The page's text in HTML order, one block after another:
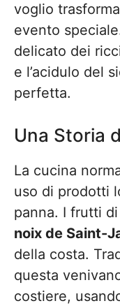
voglio
evento
delicato dei
e l’acidulo del
perfetta.
Una Storia
La cucina
uso di prodotti
panna. I frutti
noix de Saint-
della costa.
questa
costiere,